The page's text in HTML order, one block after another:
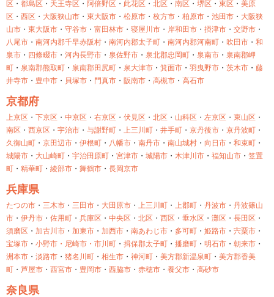
区 ・ 都島区 ・ 天王寺区 ・ 阿倍野区 ・ 此花区 ・ 北区 ・ 南区 ・ 堺区 ・ 東区 ・ 美原
区 ・ 西区 ・ 大阪狭山市 ・ 東大阪市 ・ 松原市 ・ 枚方市 ・ 柏原市 ・ 池田市 ・ 大阪狭
山市 ・ 東大阪市 ・ 守谷市 ・ 富田林市 ・ 寝屋川市 ・ 岸和田市 ・ 摂津市 ・ 交野市 ・
八尾市 ・ 南河内郡千早赤阪村 ・ 南河内郡太子町 ・ 南河内郡河南町 ・ 吹田市 ・ 和
泉市 ・ 四條畷市 ・ 河内長野市 ・ 泉佐野市 ・ 泉北郡忠岡町 ・ 泉南市 ・ 泉南郡岬
町 ・ 泉南郡熊取町 ・ 泉南郡田尻町 ・ 泉大津市 ・ 箕面市 ・ 羽曳野市 ・ 茨木市 ・ 藤
井寺市 ・ 豊中市 ・ 貝塚市 ・ 門真市 ・ 阪南市 ・ 高槻市 ・ 高石市
京都府
上京区 ・ 下京区 ・ 中京区 ・ 右京区 ・ 伏見区 ・ 北区 ・ 山科区 ・ 左京区 ・ 東山区 ・
南区 ・ 西京区 ・ 宇治市 ・ 与謝野町 ・ 上三川町 ・ 井手町 ・ 京丹後市 ・ 京丹波町 ・
久御山町 ・ 京田辺市 ・ 伊根町 ・ 八幡市 ・ 南丹市 ・ 南山城村 ・ 向日市 ・ 和束町 ・
城陽市 ・ 大山崎町 ・ 宇治田原町 ・ 宮津市 ・ 城陽市 ・ 木津川市 ・ 福知山市 ・ 笠置
町 ・ 精華町 ・ 綾部市 ・ 舞鶴市 ・ 長岡京市
兵庫県
たつの市 ・ 三木市 ・ 三田市 ・ 大田原市 ・ 上三川町 ・ 上郡町 ・ 丹波市 ・ 丹波篠山
市 ・ 伊丹市 ・ 佐用町 ・ 兵庫区 ・ 中央区 ・ 北区 ・ 西区 ・ 垂水区 ・ 灘区 ・ 長田区 ・
須磨区 ・ 加古川市 ・ 加東市 ・ 加西市 ・ 南あわじ市 ・ 多可町 ・ 姫路市 ・ 宍粟市 ・
宝塚市 ・ 小野市・ 尼崎市・ 市川町 ・ 揖保郡太子町 ・ 播磨町 ・ 明石市 ・ 朝来市 ・
洲本市 ・ 淡路市 ・ 猪名川町 ・ 相生市 ・ 神河町 ・ 美方郡新温泉町 ・ 美方郡香美
町 ・ 芦屋市 ・ 西宮市 ・ 豊岡市 ・ 西脇市 ・ 赤穂市 ・ 養父市 ・ 高砂市
奈良県